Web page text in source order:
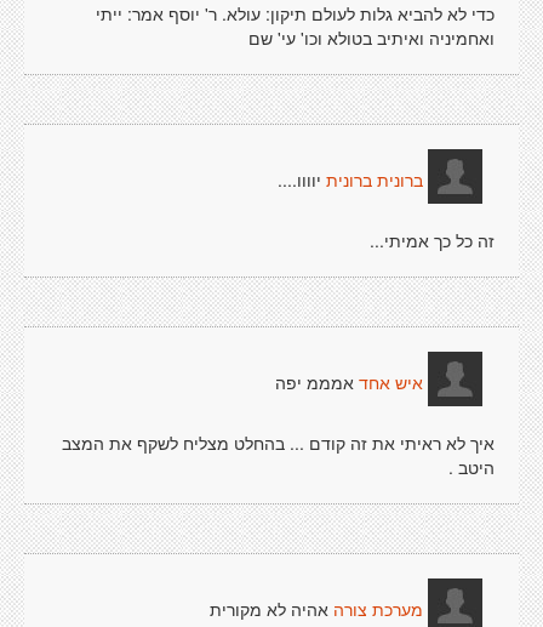
כדי לא להביא גלות לעולם תיקון: עולא. ר' יוסף אמר: ייתי
ואחמיניה ואיתיב בטולא וכו' עי' שם
ברונית ברונית יוווו....
זה כל כך אמיתי...
איש אחד אמממ יפה
איך לא ראיתי את זה קודם ... בהחלט מצליח לשקף את המצב
היטב .
מערכת צורה אהיה לא מקורית